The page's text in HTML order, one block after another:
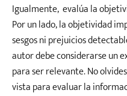
Igualmente, evalúa la
Por un lado, la objetividad
sesgos ni prejuicios
autor debe considerarse un
para ser relevante. No
vista para evaluar la